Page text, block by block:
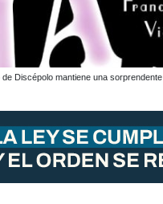
Discépolo mantiene una sorprendente